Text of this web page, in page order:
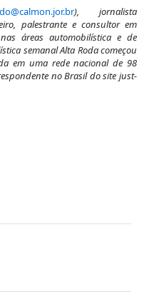
), jornalista
palestrante e consultor em
áreas automobilística e de
semanal Alta Roda começou
em uma rede nacional de 98
no Brasil do site just-